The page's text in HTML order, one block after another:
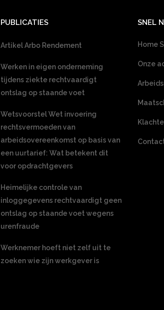
PUBLICATIES
Artikel Arbo Rendement
Werken in eigen onderneming
tijdens ziekte rechtvaardigt
ontslag op staande voet
Wetsvoorstel Wet invoering
rechtsvermoeden van
arbeidsovereenkomst op basis van
een uurtarief: Wat betekent dit
voor opdrachtgevers
Heimelijke controle van
inloggegevens rechtvaardigt geen
ontslag op staande voet wegens
urenfraude
Werknemer hoeft niet zelf uit te
zoeken wie zijn werkgever is
SNEL
Home
Onze